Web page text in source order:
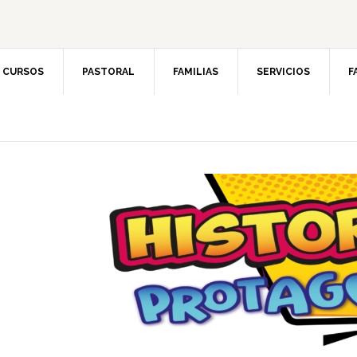
CURSOS PASTORAL FAMILIAS SERVICIOS